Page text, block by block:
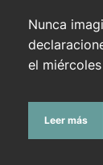
Nunca
el
Leer más